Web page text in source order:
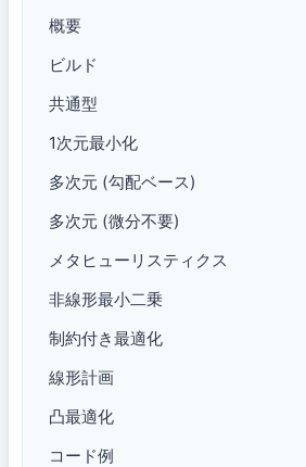
概要
ビルド
共通型
1次元最小化
多次元 (勾配ベース)
多次元 (微分不要)
メタヒューリスティクス
非線形最小二乗
制約付き最適化
線形計画
凸最適化
コード例